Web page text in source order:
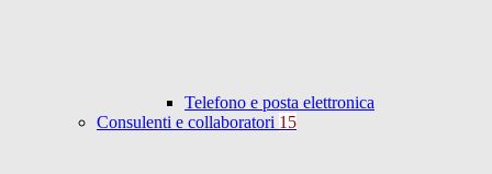
Telefono e posta elettronica
Consulenti e collaboratori 15